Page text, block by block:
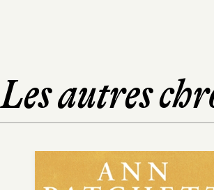
Les autres